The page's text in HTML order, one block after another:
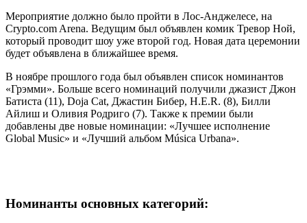
Мероприятие должно было пройти в Лос-Анджелесе, на
Crypto.com Arena. Ведущим был объявлен комик Тревор Ной,
который проводит шоу уже второй год. Новая дата церемонии
будет объявлена в ближайшее время.
В ноябре прошлого года был объявлен список номинантов
«Грэмми». Больше всего номинаций получили джазист Джон
Батиста (11), Doja Cat, Джастин Бибер, H.E.R. (8), Билли
Айлиш и Оливия Родриго (7). Также к премии были
добавлены две новые номинации: «Лучшее исполнение
Global Music» и «Лучший альбом Música Urbana».
Номинанты основных категорий: